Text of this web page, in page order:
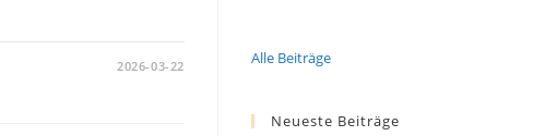
2026-03-22 Alle Beiträge
Neueste Beiträge